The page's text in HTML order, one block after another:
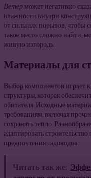
Ветерможет негативно
влажности внутри
от сильных порывов, чтобы
такое место сложно найти,
живую изгородь.
Материалы для
Выбор компонентов играет
структуры, которая
обитателя. Исходные
требованиям, включая
сохранять тепло.
адаптировать
предпочтения садоводов.
Читать так же: